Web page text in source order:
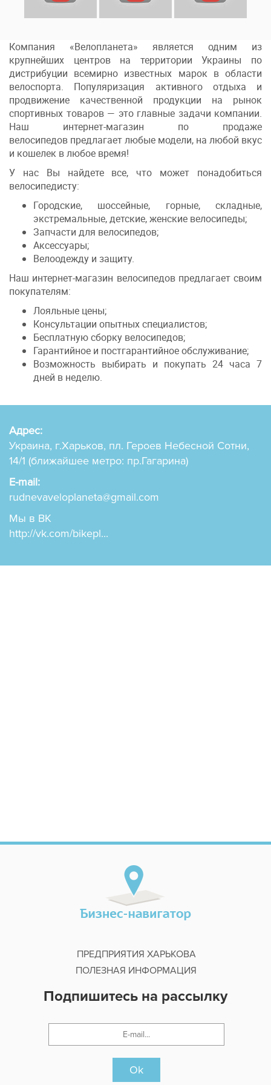
Компания «Велопланета» является одним из
крупнейших центров на территории Украины по
дистрибуции всемирно известных марок в области
велоспорта. Популяризация активного отдыха и
продвижение качественной продукции на рынок
спортивных товаров — это главные задачи компании.
Наш интернет-магазин по продаже
велосипедов предлагает любые модели, на любой вкус
и кошелек в любое время!
У нас Вы найдете все, что может понадобиться
велосипедисту:
Городские, шоссейные, горные, складные,
экстремальные, детские, женские велосипеды;
Запчасти для велосипедов;
Аксессуары;
Велоодежду и защиту.
Наш интернет-магазин велосипедов предлагает своим
покупателям:
Лояльные цены;
Консультации опытных специалистов;
Бесплатную сборку велосипедов;
Гарантийное и постгарантийное обслуживание;
Возможность выбирать и покупать 24 часа 7
дней в неделю.
Адрес:
Украина, г.Харьков, пл. Героев Небесной Сотни,
14/1 (ближайшее метро: пр.Гагарина)
E-mail:
rudnevaveloplaneta@gmail.com
Мы в ВК
http://vk.com/bikepl...
ПРЕДПРИЯТИЯ ХАРЬКОВА
ПОЛЕЗНАЯ ИНФОРМАЦИЯ
Подпишитесь на рассылку
Ok